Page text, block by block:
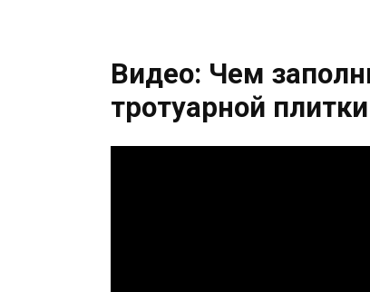
Видео: Чем
тротуарной